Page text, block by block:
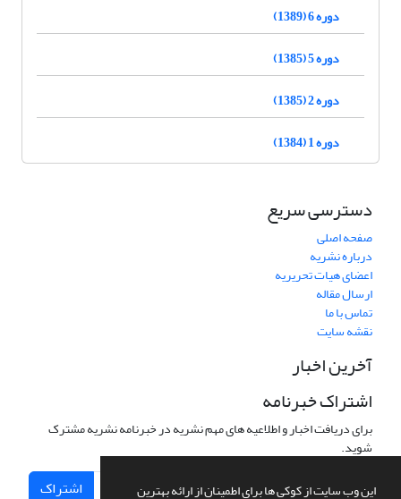
این وب سایت از کوکی ها برای اطمینان از ارائه بهترین
دوره 6 (1389)
دوره 5 (1385)
دوره 2 (1385)
دوره 1 (1384)
دسترسی سریع
صفحه اصلی
درباره نشریه
اعضای هیات تحریریه
ارسال مقاله
تماس با ما
نقشه سایت
آخرین اخبار
اشتراک خبرنامه
برای دریافت اخبار و اطلاعیه های مهم نشریه در خبرنامه نشریه مشترک
شوید.
اشتراک